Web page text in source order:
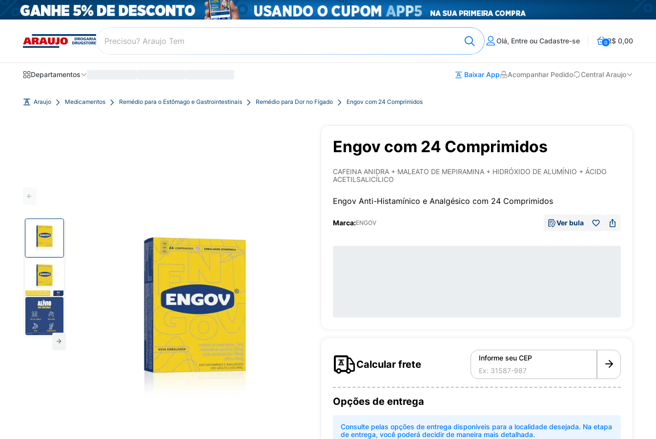
Olá, Entre ou Cadastre-se 0R$ 0,00
Departamentos Baixar App Acompanhar Pedido Central Araujo
Araujo Medicamentos Remédio para o Estômago e Gastrointestinais Remédio para Dor no Fígado Engov com 24 Comprimidos
Engov com 24 Comprimidos
CAFEINA ANIDRA + MALEATO DE MEPIRAMINA + HIDRÓXIDO DE ALUMÍNIO + ÁCIDO
ACETILSALICÍLICO
Engov Anti-Histamínico e Analgésico com 24 Comprimidos
Marca:ENGOV Ver bula
Calcular frete
Informe seu CEP
Opções de entrega
Consulte pelas opções de entrega disponíveis para a localidade desejada. Na etapa
de entrega, você poderá decidir de maneira mais detalhada.